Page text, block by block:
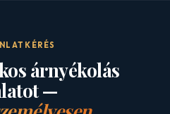
árnyékolás
—